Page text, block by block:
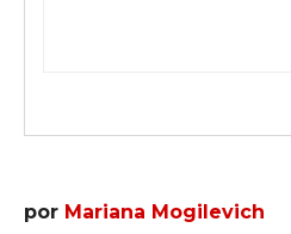
por Mariana Mogilevich